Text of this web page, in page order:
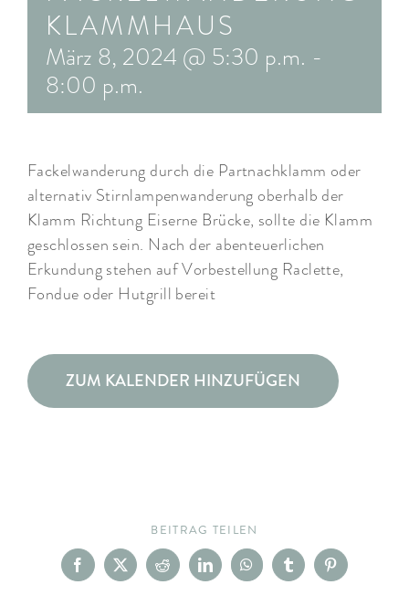
ARRANGEMENTS
WISSENSWERTES
KLAMMHAUS
März 8, 2024 @ 5:30 p.m. -
8:00 p.m.
Fackelwanderung durch die Partnachklamm oder
alternativ Stirnlampenwanderung oberhalb der
Klamm Richtung Eiserne Brücke, sollte die Klamm
geschlossen sein. Nach der abenteuerlichen
Erkundung stehen auf Vorbestellung Raclette,
Fondue oder Hutgrill bereit
ZUM KALENDER HINZUFÜGEN
BEITRAG TEILEN
Facebook
X RedditLinkedInWhatsAppTumblrPinterest